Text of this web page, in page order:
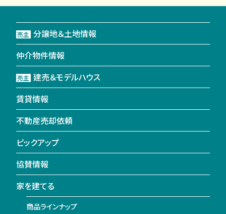
売主 分譲地＆土地情報
仲介物件情報
売主 建売＆モデルハウス
賃貸情報
不動産売却依頼
ピックアップ
協賛情報
家を建てる
商品ラインナップ